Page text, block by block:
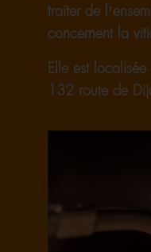
traiter de
concernent la
Elle est
132 route de